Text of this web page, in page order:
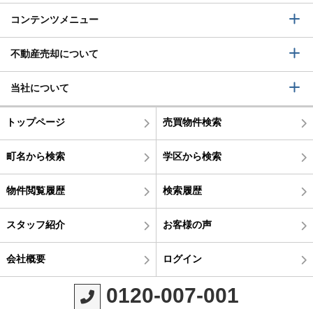
コンテンツメニュー
不動産売却について
当社について
トップページ 売買物件検索
町名から検索 学区から検索
物件閲覧履歴 検索履歴
スタッフ紹介 お客様の声
会社概要 ログイン
0120-007-001